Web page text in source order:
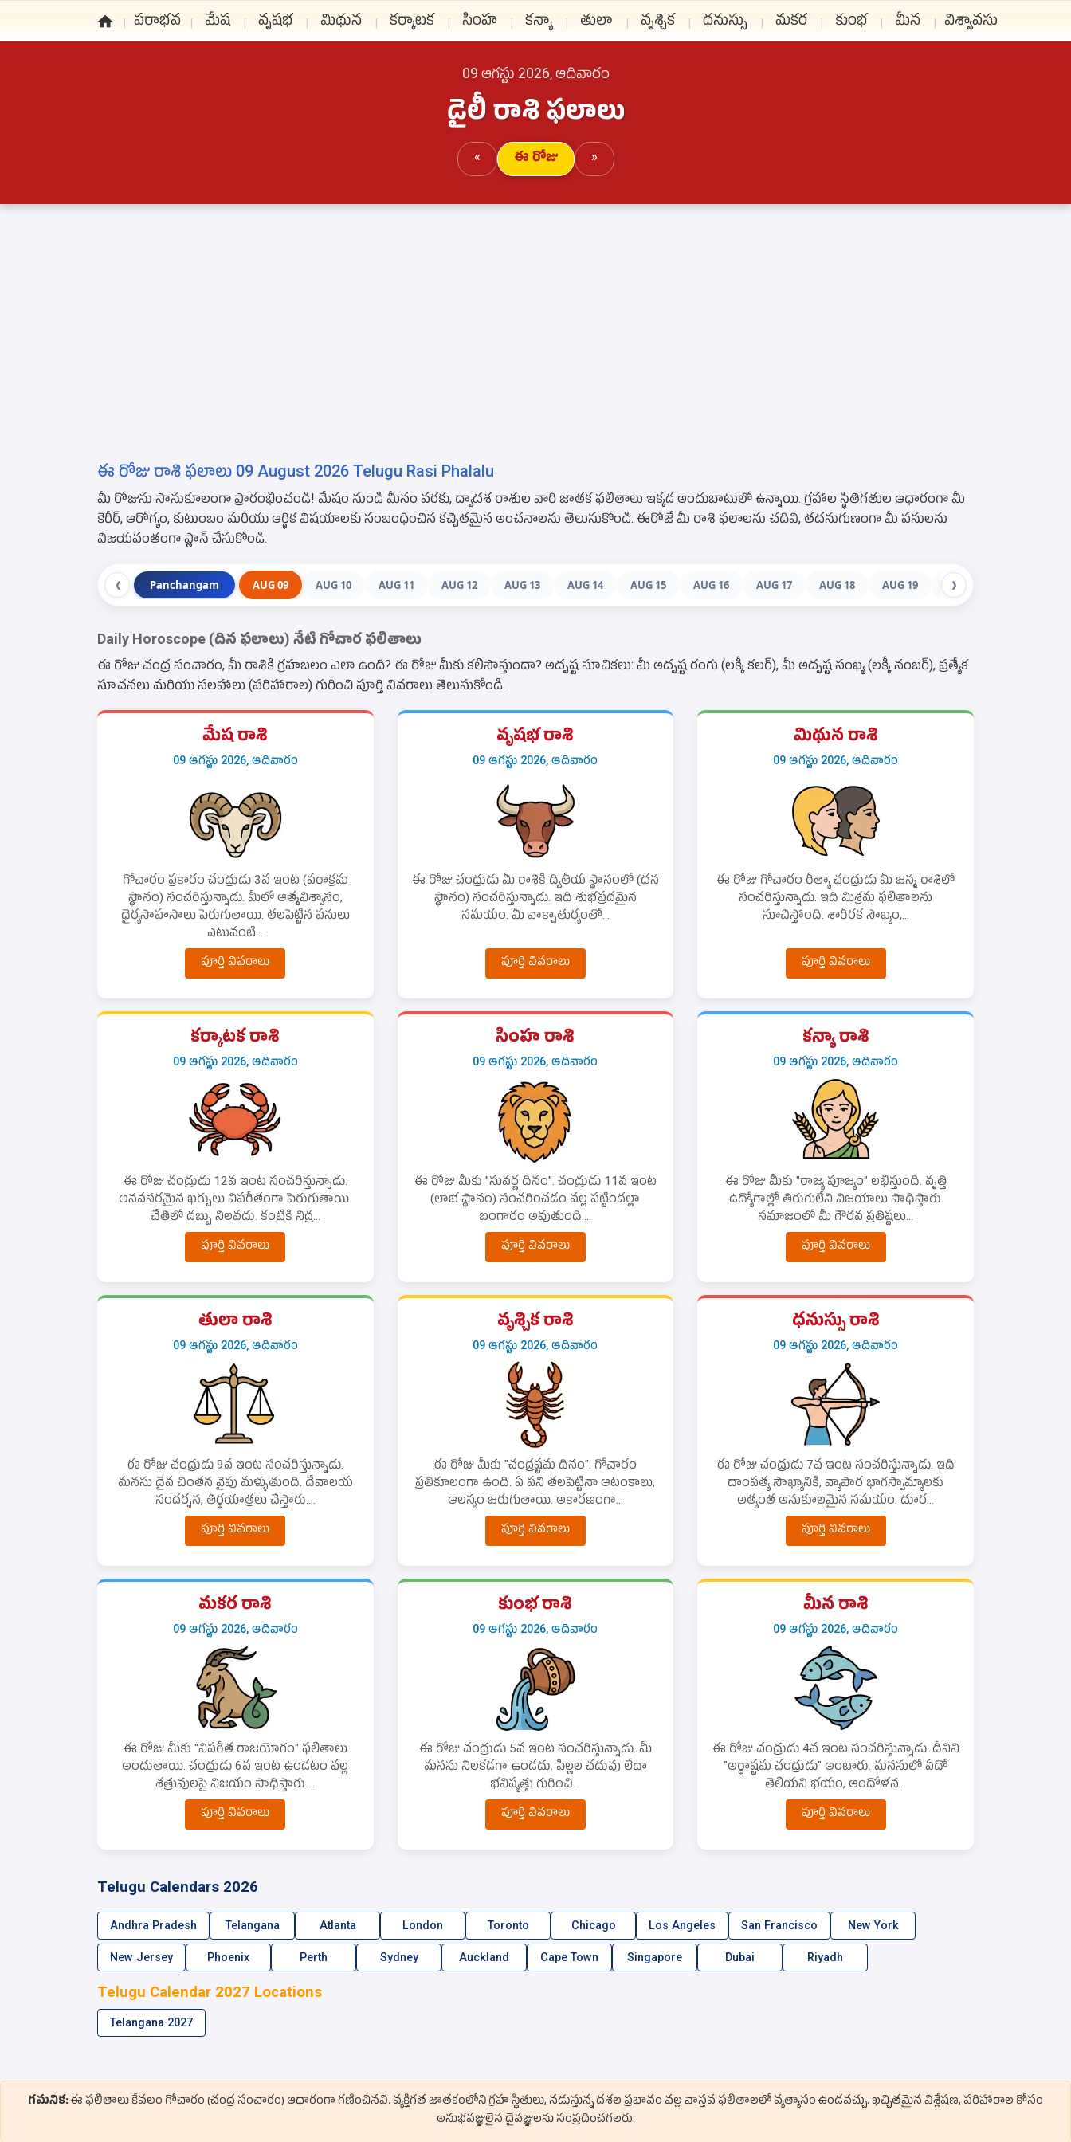
పరాభవ మేష వృషభ మిథున కర్కాటక సింహ కన్యా తులా వృశ్చిక ధనుస్సు మకర కుంభ మీన విశ్వావసు
09 ఆగస్టు 2026, ఆదివారం
డైలీ రాశి ఫలాలు
« ఈ రోజు »
ఈ రోజు రాశి ఫలాలు 09 August 2026 Telugu Rasi Phalalu
మీ రోజును సానుకూలంగా ప్రారంభించండి! మేషం నుండి మీనం వరకు, ద్వాదశ రాశుల వారి జాతక ఫలితాలు ఇక్కడ అందుబాటులో ఉన్నాయి. గ్రహాల స్థితిగతుల ఆధారంగా మీ
కెరీర్, ఆరోగ్యం, కుటుంబం మరియు ఆర్థిక విషయాలకు సంబంధించిన కచ్చితమైన అంచనాలను తెలుసుకోండి. ఈరోజే మీ రాశి ఫలాలను చదివి, తదనుగుణంగా మీ పనులను
విజయవంతంగా ప్లాన్ చేసుకోండి.
❮ Panchangam AUG 09 AUG 10 AUG 11 AUG 12 AUG 13 AUG 14 AUG 15 AUG 16 AUG 17 AUG 18 AUG 19 AUG 20
❯
Daily Horoscope (దిన ఫలాలు) నేటి గోచార ఫలితాలు
ఈ రోజు చంద్ర సంచారం, మీ రాశికి గ్రహబలం ఎలా ఉంది? ఈ రోజు మీకు కలిసొస్తుందా? అదృష్ట సూచికలు: మీ అదృష్ట రంగు (లక్కీ కలర్), మీ అదృష్ట సంఖ్య (లక్కీ నంబర్), ప్రత్యేక
సూచనలు మరియు సలహాలు (పరిహారాల) గురించి పూర్తి వివరాలు తెలుసుకోండి.
మేష రాశి
09 ఆగస్టు 2026, ఆదివారం
గోచారం ప్రకారం చంద్రుడు 3వ ఇంట (పరాక్రమ
స్థానం) సంచరిస్తున్నాడు. మీలో ఆత్మవిశ్వాసం,
ధైర్యసాహసాలు పెరుగుతాయి. తలపెట్టిన పనులు
ఎటువంటి...
పూర్తి వివరాలు
వృషభ రాశి
09 ఆగస్టు 2026, ఆదివారం
ఈ రోజు చంద్రుడు మీ రాశికి ద్వితీయ స్థానంలో (ధన
స్థానం) సంచరిస్తున్నాడు. ఇది శుభప్రదమైన
సమయం. మీ వాక్చాతుర్యంతో...
పూర్తి వివరాలు
మిథున రాశి
09 ఆగస్టు 2026, ఆదివారం
ఈ రోజు గోచారం రీత్యా చంద్రుడు మీ జన్మ రాశిలో
సంచరిస్తున్నాడు. ఇది మిశ్రమ ఫలితాలను
సూచిస్తోంది. శారీరక సౌఖ్యం,...
పూర్తి వివరాలు
కర్కాటక రాశి
09 ఆగస్టు 2026, ఆదివారం
ఈ రోజు చంద్రుడు 12వ ఇంట సంచరిస్తున్నాడు.
అనవసరమైన ఖర్చులు విపరీతంగా పెరుగుతాయి.
చేతిలో డబ్బు నిలవదు. కంటికి నిద్ర...
పూర్తి వివరాలు
సింహ రాశి
09 ఆగస్టు 2026, ఆదివారం
ఈ రోజు మీకు "సువర్ణ దినం". చంద్రుడు 11వ ఇంట
(లాభ స్థానం) సంచరించడం వల్ల పట్టిందల్లా
బంగారం అవుతుంది....
పూర్తి వివరాలు
కన్యా రాశి
09 ఆగస్టు 2026, ఆదివారం
ఈ రోజు మీకు "రాజ్య పూజ్యం" లభిస్తుంది. వృత్తి
ఉద్యోగాల్లో తిరుగులేని విజయాలు సాధిస్తారు.
సమాజంలో మీ గౌరవ ప్రతిష్టలు...
పూర్తి వివరాలు
తులా రాశి
09 ఆగస్టు 2026, ఆదివారం
ఈ రోజు చంద్రుడు 9వ ఇంట సంచరిస్తున్నాడు.
మనసు దైవ చింతన వైపు మళ్ళుతుంది. దేవాలయ
సందర్శన, తీర్థయాత్రలు చేస్తారు....
పూర్తి వివరాలు
వృశ్చిక రాశి
09 ఆగస్టు 2026, ఆదివారం
ఈ రోజు మీకు "చంద్రష్టమ దినం". గోచారం
ప్రతికూలంగా ఉంది. ఏ పని తలపెట్టినా ఆటంకాలు,
ఆలస్యం జరుగుతాయి. అకారణంగా...
పూర్తి వివరాలు
ధనుస్సు రాశి
09 ఆగస్టు 2026, ఆదివారం
ఈ రోజు చంద్రుడు 7వ ఇంట సంచరిస్తున్నాడు. ఇది
దాంపత్య సౌఖ్యానికి, వ్యాపార భాగస్వామ్యాలకు
అత్యంత అనుకూలమైన సమయం. దూర...
పూర్తి వివరాలు
మకర రాశి
09 ఆగస్టు 2026, ఆదివారం
ఈ రోజు మీకు "విపరీత రాజయోగం" ఫలితాలు
అందుతాయి. చంద్రుడు 6వ ఇంట ఉండటం వల్ల
శత్రువులపై విజయం సాధిస్తారు....
పూర్తి వివరాలు
కుంభ రాశి
09 ఆగస్టు 2026, ఆదివారం
ఈ రోజు చంద్రుడు 5వ ఇంట సంచరిస్తున్నాడు. మీ
మనసు నిలకడగా ఉండదు. పిల్లల చదువు లేదా
భవిష్యత్తు గురించి...
పూర్తి వివరాలు
మీన రాశి
09 ఆగస్టు 2026, ఆదివారం
ఈ రోజు చంద్రుడు 4వ ఇంట సంచరిస్తున్నాడు. దీనిని
"అర్ధాష్టమ చంద్రుడు" అంటారు. మనసులో ఏదో
తెలియని భయం, ఆందోళన...
పూర్తి వివరాలు
Telugu Calendars 2026
Andhra Pradesh Telangana Atlanta London Toronto Chicago Los Angeles San Francisco New York
New Jersey Phoenix Perth Sydney Auckland Cape Town Singapore Dubai Riyadh
Telugu Calendar 2027 Locations
Telangana 2027
గమనిక:ఈ ఫలితాలు కేవలం గోచారం (చంద్ర సంచారం) ఆధారంగా గణించినవి. వ్యక్తిగత జాతకంలోని గ్రహ స్థితులు, నడుస్తున్న దశల ప్రభావం వల్ల వాస్తవ ఫలితాలలో వ్యత్యాసం ఉండవచ్చు. ఖచ్చితమైన విశ్లేషణ, పరిహారాల కోసం
అనుభవజ్ఞులైన దైవజ్ఞులను సంప్రదించగలరు.